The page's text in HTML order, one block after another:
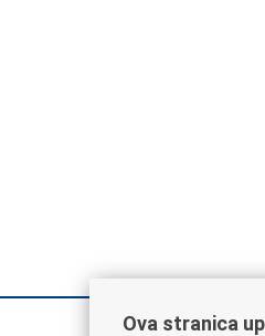
Ova stranica